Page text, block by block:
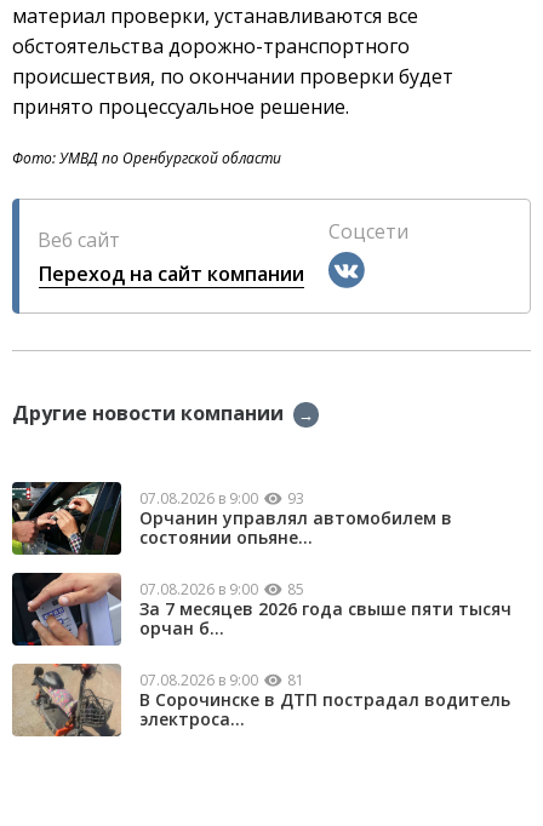
материал проверки, устанавливаются все
обстоятельства дорожно-транспортного
происшествия, по окончании проверки будет
принято процессуальное решение.
Фото: УМВД по Оренбургской области
Веб сайт
Переход на сайт компании
Соцсети
Другие новости компании →
07.08.2026 в 9:00 93
Орчанин управлял автомобилем в
состоянии опьяне...
07.08.2026 в 9:00 85
За 7 месяцев 2026 года свыше пяти тысяч
орчан б...
07.08.2026 в 9:00 81
В Сорочинске в ДТП пострадал водитель
электроса...